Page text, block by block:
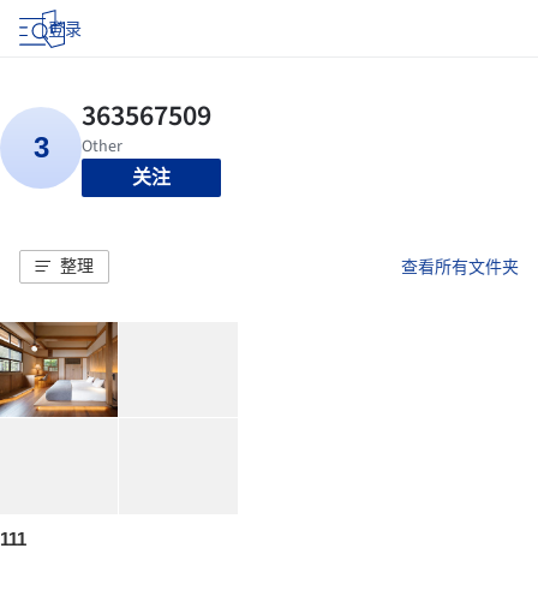
登录
关注
整理 查看所有文件夹
111